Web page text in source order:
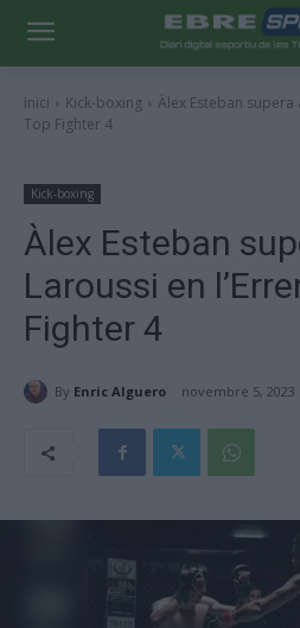
Inici Kick-boxing
Àlex Esteban
Top Fighter 4
Kick-boxing
Àlex Esteban
Laroussi en
Fighter 4
By Enric Alguero novembre 5, 2023